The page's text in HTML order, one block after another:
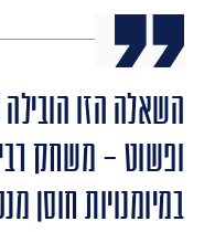
השאלה הזו
ופשוט – משחק
במיומנויות חוסן